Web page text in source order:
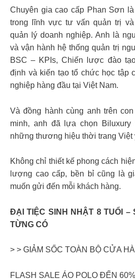
Chuyên gia cao cấp Phan Sơn
trong lĩnh vực tư vấn quản trị
quản lý doanh nghiệp. Anh là
và vận hành hệ thống quản trị
BSC – KPIs, Chiến lược đào
định và kiến tạo tổ chức học tập
nghiệp hàng đầu tại Việt Nam.
Và đồng hành cùng anh trên
minh, anh đã lựa chọn Biluxury
những thương hiệu thời trang Việt
Không chỉ thiết kế phong cách
lượng cao cấp, bền bỉ cũng là
muốn gửi đến mỗi khách hàng.
ĐẠI TIỆC SINH NHẬT 8 TUỔI –
TỪNG CÓ
> > GIẢM SỐC TOÀN BỘ CỬA
FLASH SALE ÁO POLO ĐẾN